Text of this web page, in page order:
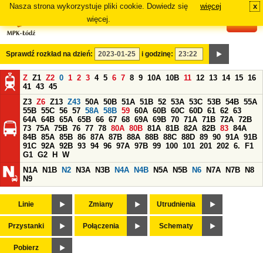
Nasza strona wykorzystuje pliki cookie. Dowiedz się
więcej.
więcej x
Sprawdź rozkład na dzień: i godzinę:
Z Z1 Z2 0 1 2 3 4 5 6 7 8 9 10A 10B 11 12 13 14 15 16
41 43 45
Z3 Z6 Z13 Z43 50A 50B 51A 51B 52 53A 53C 53B 54B 55A
55B 55C 56 57 58A 58B 59 60A 60B 60C 60D 61 62 63
64A 64B 65A 65B 66 67 68 69A 69B 70 71A 71B 72A 72B
73 75A 75B 76 77 78 80A 80B 81A 81B 82A 82B 83 84A
84B 85A 85B 86 87A 87B 88A 88B 88C 88D 89 90 91A 91B
91C 92A 92B 93 94 96 97A 97B 99 100 101 201 202 6.
F1
G1 G2 H
W
N1A
N1B N2 N3A N3B N4A N4B N5A N5B N6 N7A N7B
N8
N9
Linie Zmiany Utrudnienia
Przystanki Połączenia Schematy
Pobierz